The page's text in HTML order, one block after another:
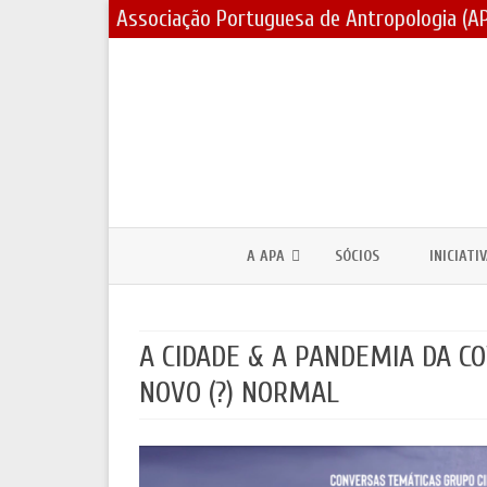
Associação Portuguesa de Antropologia
A APA
ASSEMBLEIAS GERAIS E ELEIÇÕES
PARCERIAS E PROTOCOLOS
SÓCIOS
BOLSAS
A CIDADE & A PANDEMIA DA
NOVO (?) NORMAL